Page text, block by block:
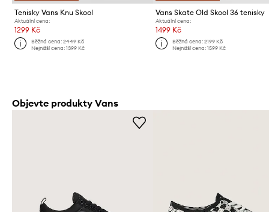
Tenisky Vans Knu Skool
Aktuální cena:
1299 Kč
Běžná cena:2449 Kč
Nejnižší cena:1399 Kč
Vans Skate Old Skool 36 tenisky
Aktuální cena:
1499 Kč
Běžná cena: 2199 Kč
Nejnižší cena: 1599 Kč
Objevte produkty Vans